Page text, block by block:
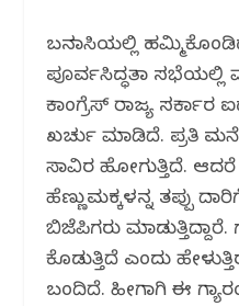
ಬನವಾಸಿಯಲ್ಲಿ
ಪೂರ್ವಸಿದ್ಧತಾ ಸಭೆಯಲ್ಲಿ
ಕಾಂಗ್ರೆಸ್ ರಾಜ್ಯ ಸರ್ಕಾರ
ಖರ್ಚು ಮಾಡಿದೆ. ಪ್ರತಿ
ಸಾವಿರ ಹೋಗುತ್ತಿದೆ. ಆದರೆ
ಹೆಣ್ಣುಮಕ್ಕಳನ್ನ ತಪ್ಪು
ಬಿಜೆಪಿಗರು
ಕೊಡುತ್ತಿದೆ ಎಂದು
ಬಂದಿದೆ. ಹೀಗಾಗಿ ಈ